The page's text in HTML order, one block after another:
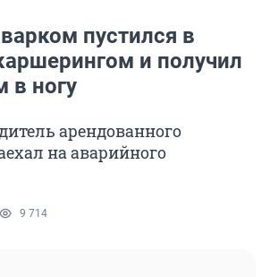
пустился в
и получил
в ногу
арендованного
на аварийного
9 714